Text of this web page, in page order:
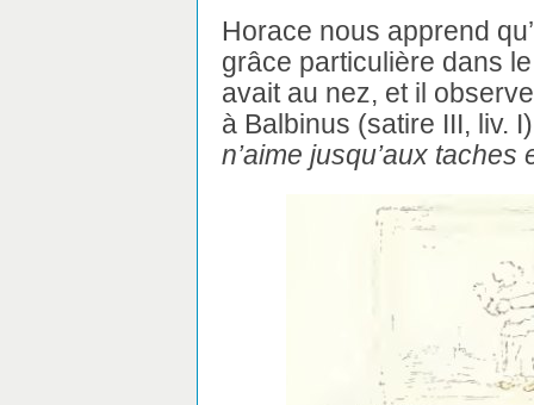
Horace nous apprend
grâce particulière dans
avait au nez, et il
à Balbinus (satire III, liv.
n’aime jusqu’aux